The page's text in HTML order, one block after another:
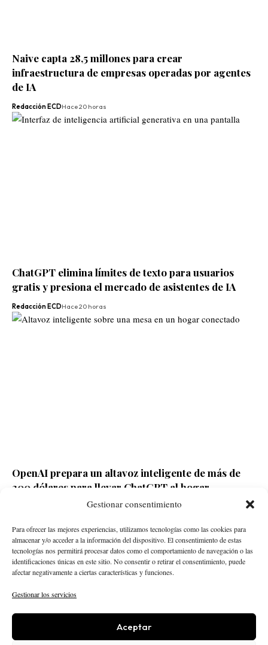
Gestionar consentimiento
Para ofrecer las mejores experiencias, utilizamos tecnologías como las cookies para
almacenar y/o acceder a la información del dispositivo. El consentimiento de estas
tecnologías nos permitirá procesar datos como el comportamiento de navegación o las
identificaciones únicas en este sitio. No consentir o retirar el consentimiento, puede
afectar negativamente a ciertas características y funciones.
Gestionar los servicios
Aceptar
Naive capta 28,5 millones para crear
infraestructura de empresas operadas por agentes
de IA
Redacción ECDHace 20 horas
ChatGPT elimina límites de texto para usuarios
gratis y presiona el mercado de asistentes de IA
Redacción ECDHace 20 horas
OpenAI prepara un altavoz inteligente de más de
300 dólares para llevar ChatGPT al hogar
Hace 20 horas
INTELIGENCIA ARTIFICIAL
CREATOR ECONOMY
ROBÓTICA NEGOCIOS